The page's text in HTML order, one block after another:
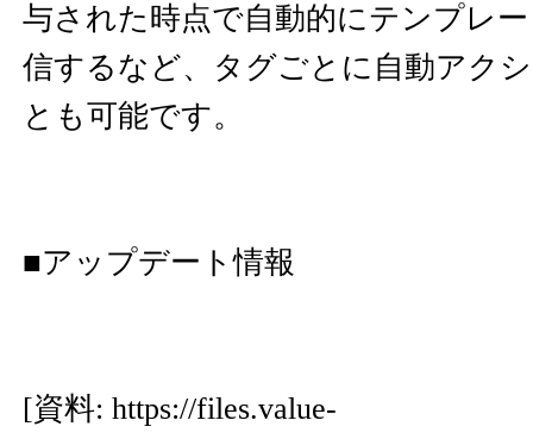
与された時点で自動的にテンプレ
信するなど、タグごとに自動アク
とも可能です。
■アップデート情報
[資料: https://files.value-